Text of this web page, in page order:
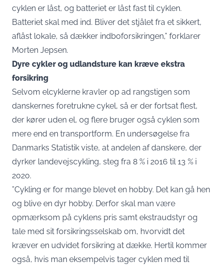
cyklen er låst, og batteriet er låst fast til cyklen.
Batteriet skal med ind. Bliver det stjålet fra et sikkert,
aflåst lokale, så dækker indboforsikringen,” forklarer
Morten Jepsen.
Dyre cykler og udlandsture kan kræve ekstra
forsikring
Selvom elcyklerne kravler op ad rangstigen som
danskernes foretrukne cykel, så er der fortsat flest,
der kører uden el, og flere bruger også cyklen som
mere end en transportform. En undersøgelse fra
Danmarks Statistik viste, at andelen af danskere, der
dyrker landevejscykling, steg fra 8 % i 2016 til 13 % i
2020.
”Cykling er for mange blevet en hobby. Det kan gå hen
og blive en dyr hobby. Derfor skal man være
opmærksom på cyklens pris samt ekstraudstyr og
tale med sit forsikringsselskab om, hvorvidt det
kræver en udvidet forsikring at dække. Hertil kommer
også, hvis man eksempelvis tager cyklen med til